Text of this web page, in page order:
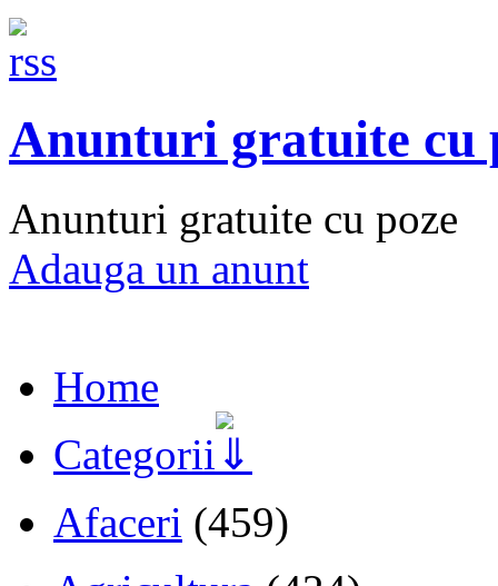
Anunturi gratuite cu
Anunturi gratuite cu poze
Adauga un anunt
Home
Categorii
Afaceri (459)